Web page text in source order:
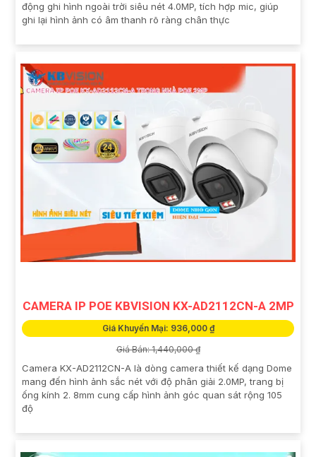
động ghi hình ngoài trời siêu nét 4.0MP, tích hợp mic, giúp
ghi lại hình ảnh có âm thanh rõ ràng chân thực
CAMERA IP POE KBVISION KX-AD2112CN-A 2MP
Giá Khuyến Mại: 936,000 ₫
Giá Bán: 1,440,000 ₫
Camera KX-AD2112CN-A là dòng camera thiết kế dạng Dome
mang đến hình ảnh sắc nét với độ phân giải 2.0MP, trang bị
ống kính 2. 8mm cung cấp hình ảnh góc quan sát rộng 105
độ